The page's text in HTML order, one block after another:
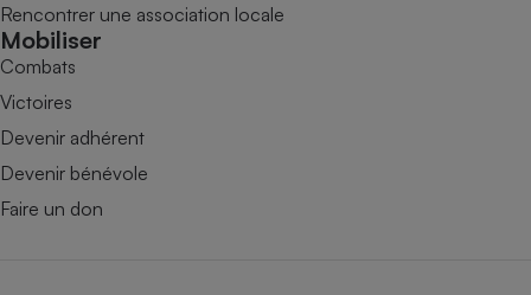
Rencontrer une association locale
Mobiliser
Combats
Victoires
Devenir adhérent
Devenir bénévole
Faire un don